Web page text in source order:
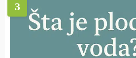
3